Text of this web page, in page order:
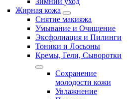
Жирная кожа
Снятие макияжа
Умывание и Очищение
Эксфолиация и Пилинги
Тоники и Лосьоны
Кремы, Гели, Сыворотки
Сохранение
молодости кожи
Увлажнение